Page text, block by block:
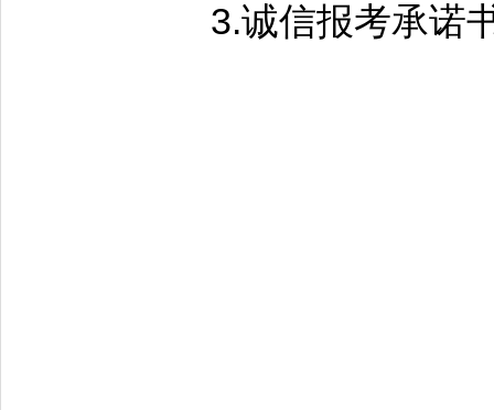
3.诚信报考承诺书